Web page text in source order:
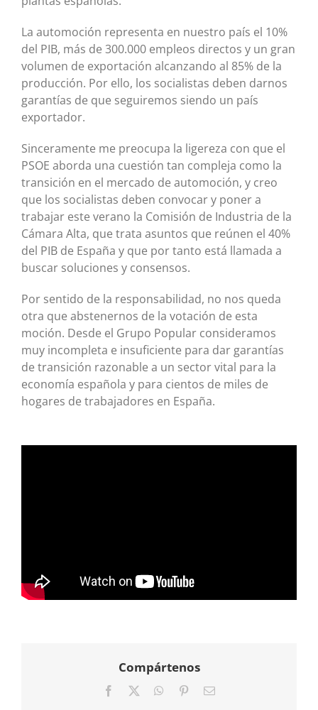
La automoción representa en nuestro país el 10%
del PIB, más de 300.000 empleos directos y un gran
volumen de exportación alcanzando al 85% de la
producción. Por ello, los socialistas deben darnos
garantías de que seguiremos siendo un país
exportador.
Sinceramente me preocupa la ligereza con que el
PSOE aborda una cuestión tan compleja como la
transición en el mercado de automoción, y creo
que los socialistas deben convocar y poner a
trabajar este verano la Comisión de Industria de la
Cámara Alta, que trata asuntos que reúnen el 40%
del PIB de España y que por tanto está llamada a
buscar soluciones y consensos.
Por sentido de la responsabilidad, no nos queda
otra que abstenernos de la votación de esta
moción. Desde el Grupo Popular consideramos
muy incompleta e insuficiente para dar garantías
de transición razonable a un sector vital para la
economía española y para cientos de miles de
hogares de trabajadores en España.
Compártenos
Facebook WhatsApp
PinterestCorreo